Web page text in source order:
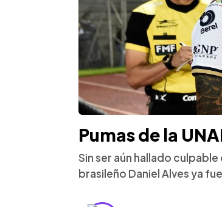
Pumas de la
Sin ser aún hallado
brasileño Daniel Alves ya